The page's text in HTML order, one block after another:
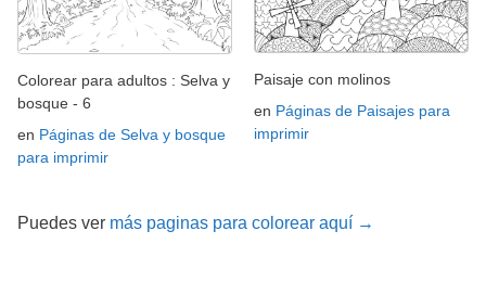
Colorear para adultos : Selva y
bosque - 6
en Páginas de Selva y bosque
para imprimir
Paisaje con molinos
en Páginas de Paisajes para
imprimir
Puedes ver más paginas para colorear aquí →